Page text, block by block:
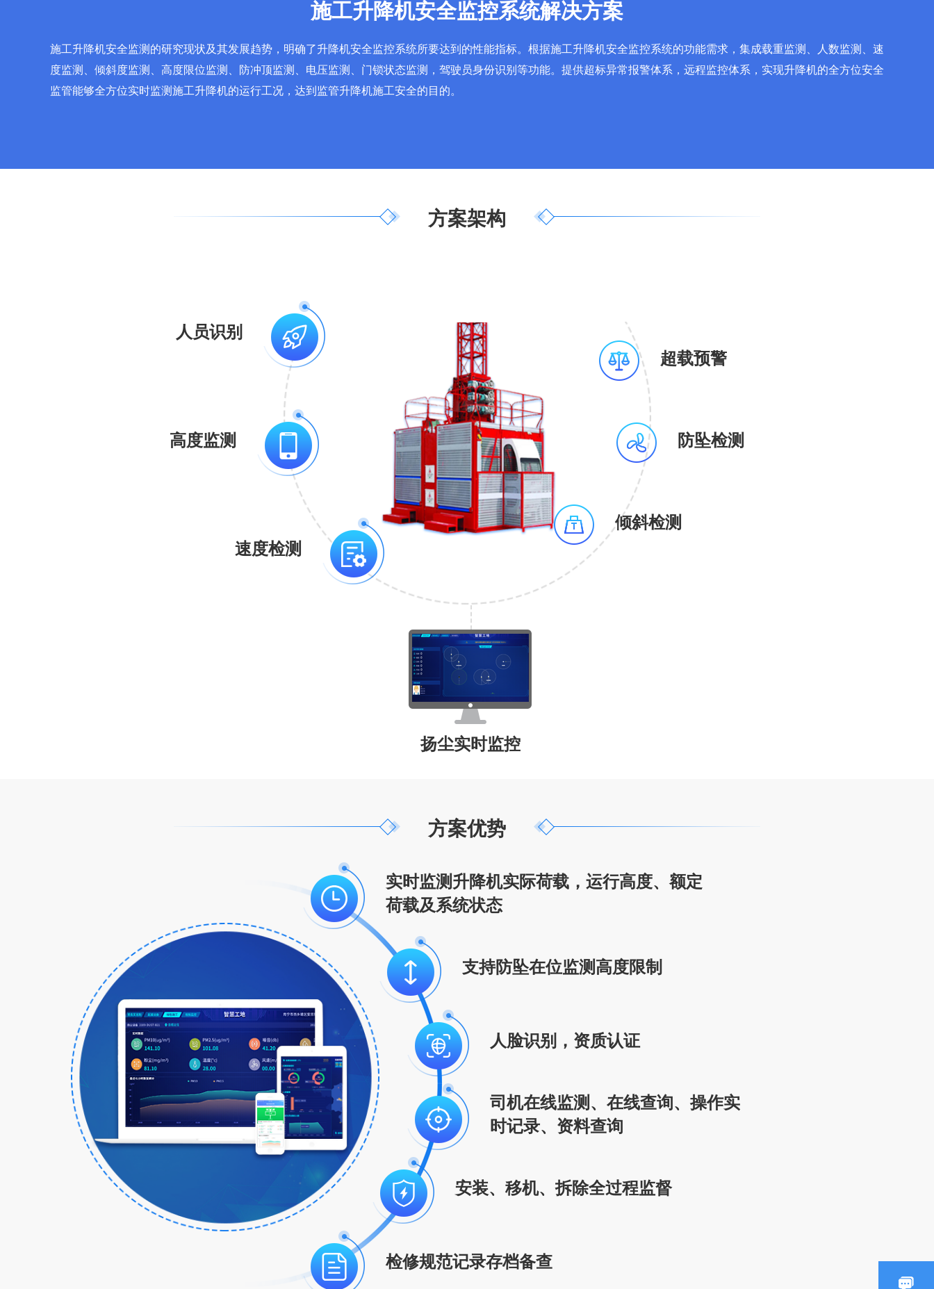
施工升降机安全监控系统解决方案
施工升降机安全监测的研究现状及其发展趋势，明确了升降机安全监控系统所要达到的性能指标。根据施工升降机安全监控系统的功能需求，集成载重监测、人数监测、速
度监测、倾斜度监测、高度限位监测、防冲顶监测、电压监测、门锁状态监测，驾驶员身份识别等功能。提供超标异常报警体系，远程监控体系，实现升降机的全方位安全
监管能够全方位实时监测施工升降机的运行工况，达到监管升降机施工安全的目的。
方案架构
人员识别
高度监测
速度检测
扬尘实时监控
超载预警
防坠检测
倾斜检测
方案优势
实时监测升降机实际荷载，运行高度、额定
荷载及系统状态
支持防坠在位监测高度限制
人脸识别，资质认证
司机在线监测、在线查询、操作实
时记录、资料查询
安装、移机、拆除全过程监督
检修规范记录存档备查